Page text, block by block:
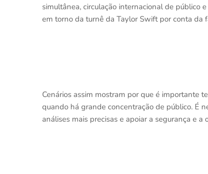
simultânea, circulação internacional de público
em torno da turnê da Taylor Swift por conta da
Cenários assim mostram por que é importante
quando há grande concentração de público. É
análises mais precisas e apoiar a segurança e